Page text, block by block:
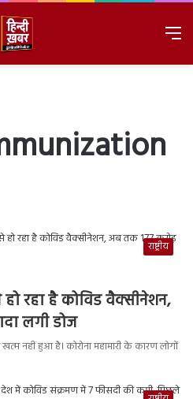
राष्ट्रीय
रहा है कोविड वैक्सीनेशन,
लगी डोज
खत्म नहीं हुआ है। कोरोना महामारी के कारण लोगों